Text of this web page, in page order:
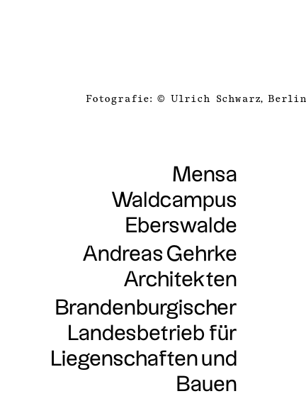
Fotografie: © Ulrich Schwarz, Berlin
Mensa
Waldcampus
Eberswalde
Andreas Gehrke
Architekten
Brandenburgischer
Landesbetrieb für
Liegenschaften und
Bauen